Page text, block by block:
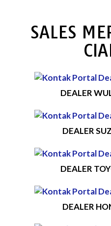
SALES
DEALER
DEALER
DEALER
DEALER